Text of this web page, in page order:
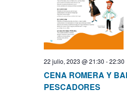
CENA ROMERA Y
PESCADORES
22 julio, 2023 @ 21:30 -22:30